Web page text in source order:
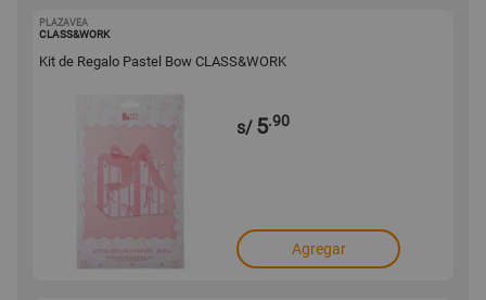
PLAZAVEA
CLASS&WORK
Kit de Regalo Pastel Bow CLASS&WORK
s/ 5.90
Agregar